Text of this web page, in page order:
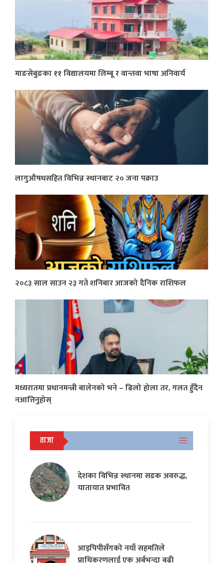
माङसेबुङका ११ विद्यालयमा लिम्बू र वान्तवा भाषा अनिवार्य
लागुऔषधसहित विभिन्न स्थानबाट २० जना पक्राउ
२०८३ साल साउन २३ गते शनिबार आजको दैनिक राशिफल
मध्यरातमा प्रधानमन्त्री बालेनको भने – ढिलो होला तर, गलत हुँदैन
नआत्तिनुहोस्
ताजा
देशका विभिन्न स्थानमा सडक अवरुद्ध,
यातायात प्रभावित
आइपिपीसँगको नयाँ सहमतिले